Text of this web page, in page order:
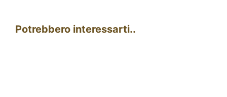
Potrebbero interessarti..